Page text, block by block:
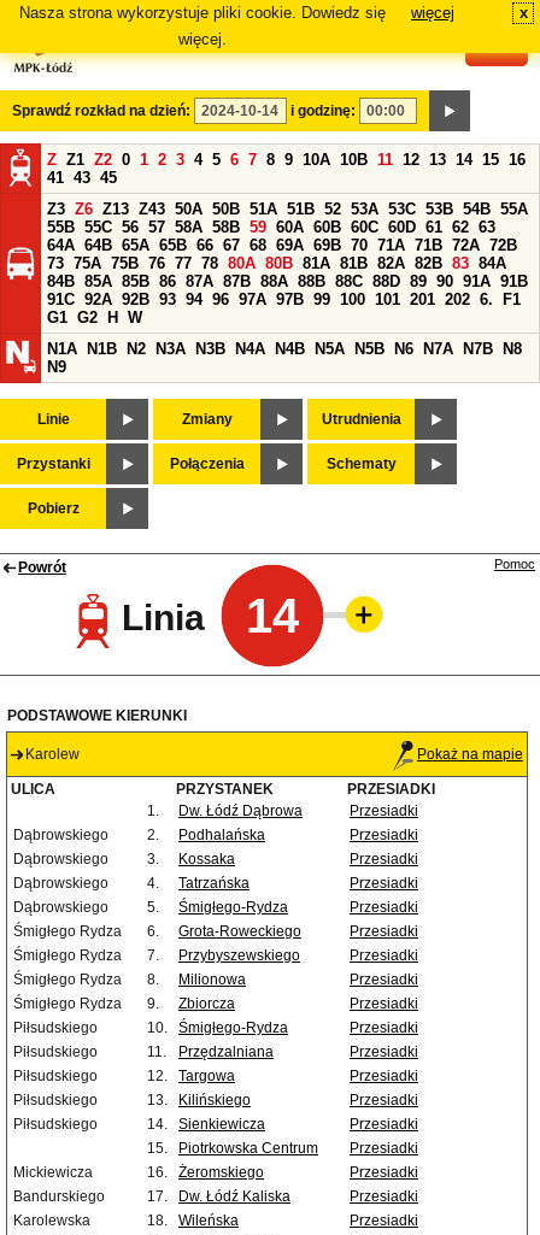
Nasza strona wykorzystuje pliki cookie. Dowiedz się
więcej.
więcej x
Sprawdź rozkład na dzień: i godzinę:
Z Z1 Z2 0 1 2 3 4 5 6 7 8 9 10A 10B 11 12 13 14 15 16
41 43 45
Z3 Z6 Z13 Z43 50A 50B 51A 51B 52 53A 53C 53B 54B 55A
55B 55C 56 57 58A 58B 59 60A 60B 60C 60D 61 62 63
64A 64B 65A 65B 66 67 68 69A 69B 70 71A 71B 72A 72B
73 75A 75B 76 77 78 80A 80B 81A 81B 82A 82B 83 84A
84B 85A 85B 86 87A 87B 88A 88B 88C 88D 89 90 91A 91B
91C 92A 92B 93 94 96 97A 97B 99 100 101 201 202 6.
F1
G1 G2 H
W
N1A
N1B N2 N3A N3B N4A N4B N5A N5B N6 N7A N7B
N8
N9
Linie Zmiany Utrudnienia
Przystanki Połączenia Schematy
Pobierz
Powrót
Linia 14
Pomoc
PODSTAWOWE KIERUNKI
Karolew Pokaż na mapie
ULICA PRZYSTANEK
PRZESIADKI
1.
Dw. Łódź Dąbrowa
Przesiadki
Dąbrowskiego
2. Podhalańska
Przesiadki
Dąbrowskiego
3. Kossaka
Przesiadki
Dąbrowskiego
4. Tatrzańska
Przesiadki
Dąbrowskiego
5. Śmigłego-Rydza
Przesiadki
Śmigłego Rydza
6. Grota-Roweckiego
Przesiadki
Śmigłego Rydza
7. Przybyszewskiego
Przesiadki
Śmigłego Rydza
8. Milionowa
Przesiadki
Śmigłego Rydza
9. Zbiorcza
Przesiadki
Piłsudskiego
10. Śmigłego-Rydza
Przesiadki
Piłsudskiego
11. Przędzalniana
Przesiadki
Piłsudskiego
12. Targowa
Przesiadki
Piłsudskiego
13. Kilińskiego
Przesiadki
Piłsudskiego
14. Sienkiewicza
Przesiadki
15.
Piotrkowska Centrum
Przesiadki
Mickiewicza
16. Żeromskiego
Przesiadki
Bandurskiego
17. Dw. Łódź Kaliska
Przesiadki
Karolewska
18. Wileńska
Przesiadki